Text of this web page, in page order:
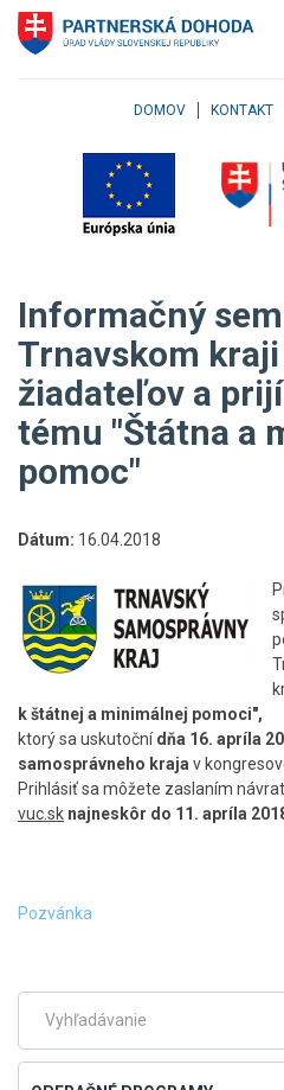
Klávesové
skratky
Skočiť
menu
užívateľské
menu
Skočiť
pätičku
DOMOV KONTAKT
Informačný
Trnavskom
žiadateľov a
tému "Štátna a
pomoc"
Dátum: 16.04.2018
k štátnej a minimálnej pomoci",
ktorý sa uskutočnídňa 16. apríla
samosprávneho kraja v
Prihlásiť sa môžete zaslaním
vuc.sk najneskôr do 11. apríla
Pozvánka
hlavné
menu
Fulltextové